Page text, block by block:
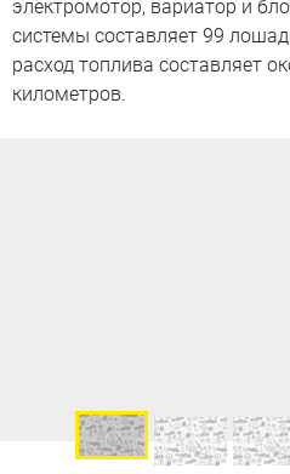
электромотор, вариатор и
системы составляет 99
расход топлива составляет
километров.